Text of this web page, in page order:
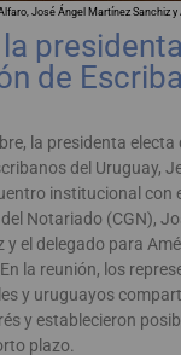
José Ángel Martínez Sanchiz y
de
la presidenta electa
del Uruguay,
institucional con
Notariado (CGN),
y el delegado para
la reunión, los
y uruguayos
y establecieron
plazo.